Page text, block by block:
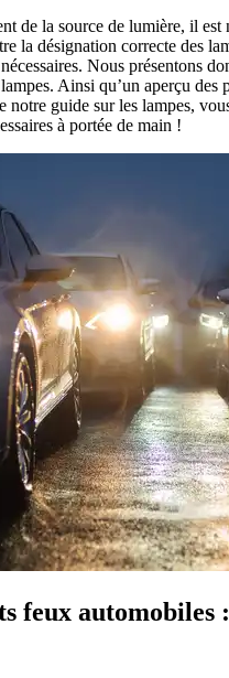
de la source de lumière, il est
la désignation correcte des
Nous présentons
Ainsi qu’un aperçu des
notre guide sur les lampes,
à portée de main !
feux automobiles